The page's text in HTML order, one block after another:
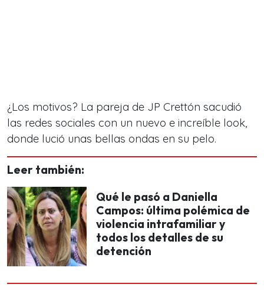
¿Los motivos? La pareja de JP Crettón sacudió
las redes sociales con un nuevo e increíble look,
donde lució unas bellas ondas en su pelo.
Leer también:
Qué le pasó a Daniella
Campos: última polémica de
violencia intrafamiliar y
todos los detalles de su
detención